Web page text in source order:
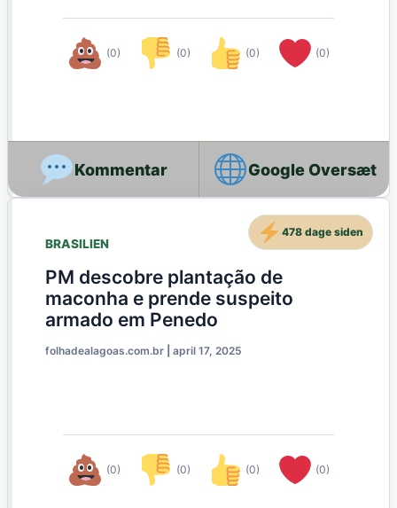
(0) (0) (0) (0)
Google Oversæt
BRASILIEN
PM descobre plantação de
maconha e prende suspeito
armado em Penedo
folhadealagoas.com.br april 17, 2025
(0) (0) (0) (0)
478 dage siden